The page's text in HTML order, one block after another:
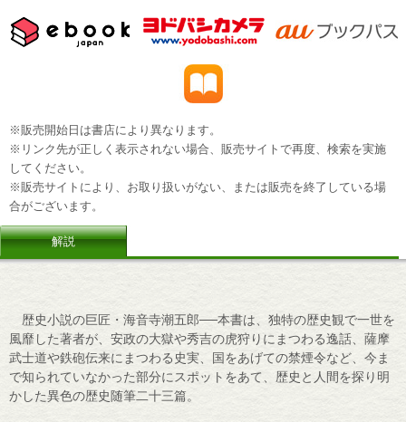
※販売開始日は書店により異なります。
※リンク先が正しく表示されない場合、販売サイトで再度、検索を実施
してください。
※販売サイトにより、お取り扱いがない、または販売を終了している場
合がございます。
解説
歴史小説の巨匠・海音寺潮五郎──本書は、独特の歴史観で一世を
風靡した著者が、安政の大獄や秀吉の虎狩りにまつわる逸話、薩摩
武士道や鉄砲伝来にまつわる史実、国をあげての禁煙令など、今ま
で知られていなかった部分にスポットをあて、歴史と人間を探り明
かした異色の歴史随筆二十三篇。